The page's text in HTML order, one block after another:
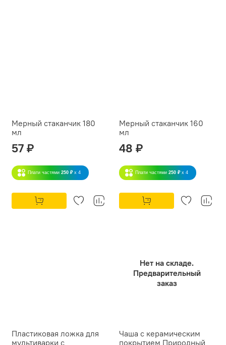
Мерный стаканчик 180
мл
57 ₽
Плати частями 250 ₽ x 4
Мерный стаканчик 160
мл
48 ₽
Плати частями 250 ₽ x 4
Пластиковая ложка для
мультиварки с
Нет на складе.
Предварительный
заказ
Чаша с керамическим
покрытием Природный